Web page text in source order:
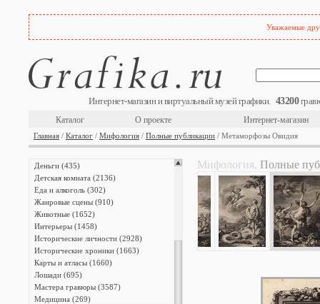
Уважаемые
Интернет-магазин и виртуальный музей графики. 43200
Каталог О проекте Интернет-магазин
Главная / Каталог / Мифология / Полные публикации / Метаморфозы Овидия
The Illustrated London News (872)
Архитектура (3042)
Военная форма (4407)
Войны (4081)
Деньги (435)
Детская комната (2136)
Еда и алкоголь (302)
Жанровые сцены (910)
Животные (1652)
Интерьеры (1458)
Исторические личности (2928)
Исторические хроники (1663)
Карты и атласы (1660)
Лошади (695)
Мастера гравюры (3587)
Медицина (269)
Мифология, Полные